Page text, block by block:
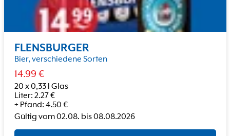
FLENSBURGER
Bier, verschiedene Sorten
14.99 €
20 x 0,33 l Glas
Liter: 2.27€
+ Pfand: 4.50 €
Gültig vom02.08. bis08.08.2026